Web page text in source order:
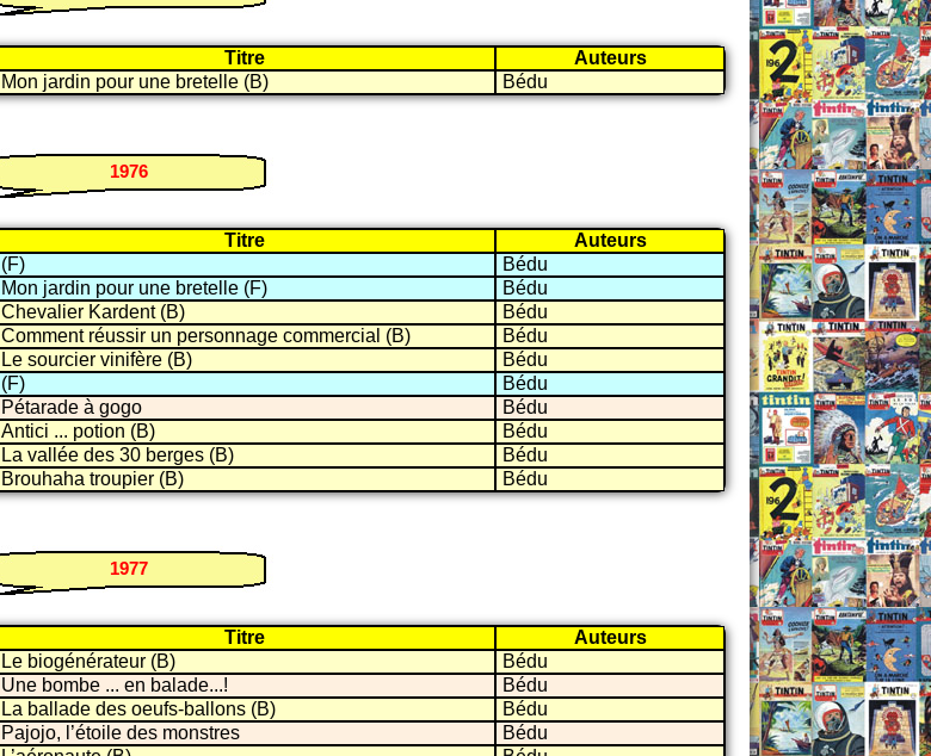
Titre
Auteurs
Mon jardin pour une bretelle (B) Bédu
1976
Titre
Auteurs
(F)
Bédu
Mon jardin pour une bretelle (F)
Bédu
Chevalier Kardent (B)
Bédu
Comment réussir un personnage commercial (B)
Bédu
Le sourcier vinifère (B)
Bédu
(F)
Bédu
Pétarade à gogo
Bédu
Antici ... potion (B)
Bédu
La vallée des 30 berges (B)
Bédu
Brouhaha troupier (B) Bédu
1977
Titre
Auteurs
Le biogénérateur (B)
Bédu
Une bombe ... en balade...!
Bédu
La ballade des oeufs-ballons (B)
Bédu
Pajojo, l’étoile des monstres
Bédu